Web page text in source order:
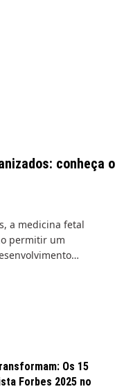
conheça o
a medicina fetal
permitir um
Os 15
Forbes 2025 no